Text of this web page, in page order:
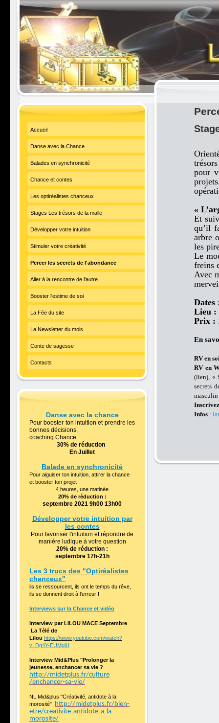
pour
«
Et
qu’il
arbre
les
Le
freins
Avec
Dates
Lieu :
Prix :
En
RV en
RV en
(lien), «
secrets
Infos :
Accueil
Danse avec la Chance
Balades en synchronicité
Chance et contes
Les optiréalistes chanceux
Stages Les trésors de la malle
Développer votre intuition
Stimuler votre créativité
Percer les secrets de l'abondance
Aller à la rencontre de l'autre
Booster l'estime de soi
La Fée du site
La Newsletter du mois
Conte de sagesse
Contacts
Danse avec la chance
Pour booster ton intuition et prendre les
bonnes décisions,
coaching Chance
30% de réduction
En Juillet
Balade en synchronicité
Pour aiguiser ton intuition, attirer la chance
et booster ton projet
4 heures, une matinée
20% de réduction :
septembre 2021 9h00 13h00
Développer votre intuition par
les contes
Pour favoriser l'intuition et répondre de
manière ludique à votre question
20% de réduction :
septembre 17h-21h
Les 3 trucs des "Optiréalistes
chanceux"
ils se ressourcent, ils ont le temps du rêve,
ils se donnent droit à l'erreur !
Interviews sur la Chance et vidéo
Interview par LILOU MACE Septembre
La Télé de
Lilou https://www.youtube.com/watch?
v=Dg4Y-EUMujU
Interview Mid&Plus "Prolonger la
jeunesse, enchancer sa vie ?
http://midetplus.fr/culture
/enchancer-sa-vie/
NL Mid&plus "Créativité, antidote à la
morosité" http://midetplus.fr/bien-
etre/creativite-antidote-a-la-
morosite/